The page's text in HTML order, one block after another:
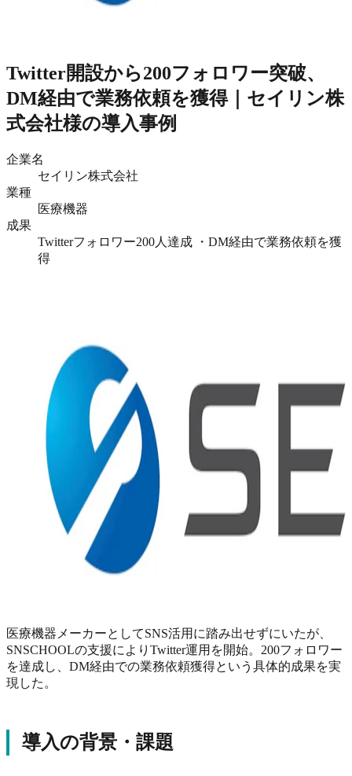
Twitter開設から200フォロワー突破、
DM経由で業務依頼を獲得｜セイリン株
式会社様の導入事例
企業名
セイリン株式会社
業種
医療機器
成果
Twitterフォロワー200人達成 ・DM経由で業務依頼を獲
得
医療機器メーカーとしてSNS活用に踏み出せずにいたが、
SNSCHOOLの支援によりTwitter運用を開始。200フォロワー
を達成し、DM経由での業務依頼獲得という具体的成果を実
現した。
導入の背景・課題